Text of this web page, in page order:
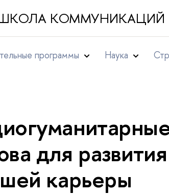
КОММУНИКАЦИЙ
программы Наука
для
карьеры